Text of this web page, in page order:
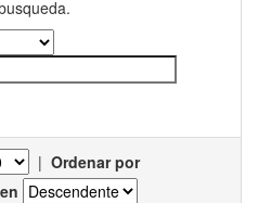
| Ordenar por